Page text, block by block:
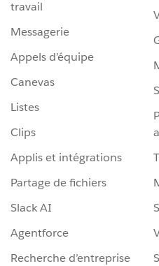
travail
Messagerie
Appels d’équipe
Canevas
Listes
Clips
Applis et intégrations
Partage de fichiers
Slack AI
Agentforce
Recherche d’entreprise